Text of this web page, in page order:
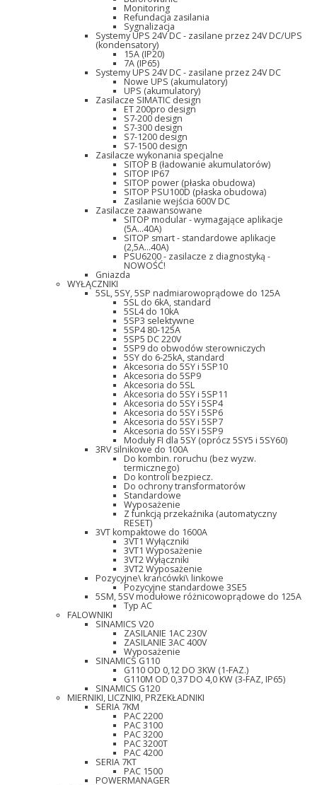
Monitoring
Refundacja zasilania
Sygnalizacja
Systemy UPS 24V DC - zasilane przez 24V DC/UPS
(kondensatory)
15A (IP20)
7A (IP65)
Systemy UPS 24V DC - zasilane przez 24V DC
Nowe UPS (akumulatory)
UPS (akumulatory)
Zasilacze SIMATIC design
ET 200pro design
S7-200 design
S7-300 design
S7-1200 design
S7-1500 design
Zasilacze wykonania specjalne
SITOP B (ładowanie akumulatorów)
SITOP IP67
SITOP power (płaska obudowa)
SITOP PSU100D (płaska obudowa)
Zasilanie wejścia 600V DC
Zasilacze zaawansowane
SITOP modular - wymagające aplikacje
(5A...40A)
SITOP smart - standardowe aplikacje
(2,5A...40A)
PSU6200 - zasilacze z diagnostyką -
NOWOŚĆ!
Gniazda
WYŁĄCZNIKI
5SL, 5SY, 5SP nadmiarowoprądowe do 125A
5SL do 6kA, standard
5SL4 do 10kA
5SP3 selektywne
5SP4 80-125A
5SP5 DC 220V
5SP9 do obwodów sterowniczych
5SY do 6-25kA, standard
Akcesoria do 5SY i 5SP10
Akcesoria do 5SP9
Akcesoria do 5SL
Akcesoria do 5SY i 5SP11
Akcesoria do 5SY i 5SP4
Akcesoria do 5SY i 5SP6
Akcesoria do 5SY i 5SP7
Akcesoria do 5SY i 5SP9
Moduły FI dla 5SY (oprócz 5SY5 i 5SY60)
3RV silnikowe do 100A
Do kombin. roruchu (bez wyzw.
termicznego)
Do kontroli bezpiecz.
Do ochrony transformatorów
Standardowe
Wyposażenie
Z funkcją przekaźnika (automatyczny
RESET)
3VT kompaktowe do 1600A
3VT1 Wyłączniki
3VT1 Wyposażenie
3VT2 Wyłączniki
3VT2 Wyposażenie
Pozycyjne\ krańcówki\ linkowe
Pozycyjne standardowe 3SE5
5SM, 5SV modułowe różnicowoprądowe do 125A
Typ AC
FALOWNIKI
SINAMICS V20
ZASILANIE 1AC 230V
ZASILANIE 3AC 400V
Wyposażenie
SINAMICS G110
G110 OD 0,12 DO 3KW (1-FAZ.)
G110M OD 0,37 DO 4,0 KW (3-FAZ, IP65)
SINAMICS G120
MIERNIKI, LICZNIKI, PRZEKŁADNIKI
SERIA 7KM
PAC 2200
PAC 3100
PAC 3200
PAC 3200T
PAC 4200
SERIA 7KT
PAC 1500
POWERMANAGER